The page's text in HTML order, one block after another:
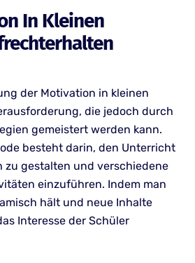
In Kleinen
der Motivation in kleinen
die jedoch durch
gemeistert werden kann.
besteht darin, den Unterricht
zu gestalten und verschiedene
einzuführen. Indem man
hält und neue Inhalte
Interesse der Schüler